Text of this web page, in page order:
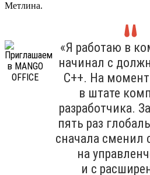
Метлина.
«Я работаю в
начинал с
С++. На момент
в штате
разработчика.
пять раз
сначала сменил
на
и с